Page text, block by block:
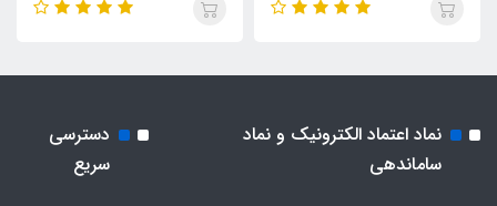
نماد اعتماد الکترونیک و نماد
ساماندهی
دسترسی
سریع